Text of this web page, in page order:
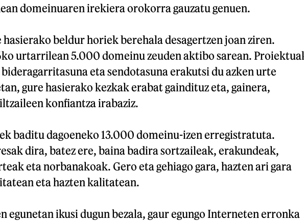
domeinuaren irekiera orokorra gauzatu genuen.
hasierako beldur horiek berehala desagertzen joan ziren.
urtarrilean 5.000 domeinu zeuden aktibo sarean.
eta sendotasuna erakutsi du azken urte
gure hasierako kezkak erabat gaindituz eta, gainera,
konfiantza irabaziz.
baditu dagoeneko 13.000 domeinu-izen erregistratuta.
dira, batez ere, baina badira sortzaileak, erakundeak,
eta norbanakoak. Gero eta gehiago gara, hazten ari gara
eta hazten kalitatean.
egunetan ikusi dugun bezala, gaur egungo Interneten erronka